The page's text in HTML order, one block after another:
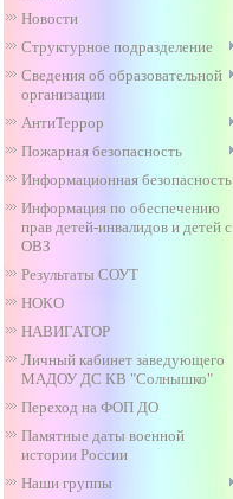
Новости
Структурное подразделение
Сведения об образовательной
организации
АнтиТеррор
Пожарная безопасность
Информационная безопасность
Информация по обеспечению
прав детей-инвалидов и детей с
ОВЗ
Результаты СОУТ
НОКО
НАВИГАТОР
Личный кабинет заведующего
МАДОУ ДС КВ "Солнышко"
Переход на ФОП ДО
Памятные даты военной
истории России
Наши группы